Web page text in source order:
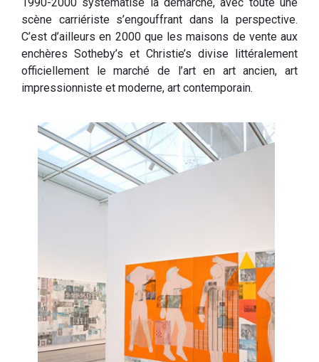
1990-2000 systématise la démarche, avec toute une
scène carriériste s’engouffrant dans la perspective.
C’est d’ailleurs en 2000 que les maisons de vente aux
enchères Sotheby’s et Christie’s divise littéralement
officiellement le marché de l’art en art ancien, art
impressionniste et moderne, art contemporain.